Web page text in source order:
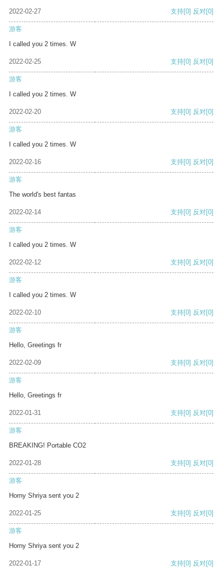
2022-02-27 支持[0] 反对[0]
游客
I called you 2 times. W
2022-02-25 支持[0] 反对[0]
游客
I called you 2 times. W
2022-02-20 支持[0] 反对[0]
游客
I called you 2 times. W
2022-02-16 支持[0] 反对[0]
游客
The world's best fantas
2022-02-14 支持[0] 反对[0]
游客
I called you 2 times. W
2022-02-12 支持[0] 反对[0]
游客
I called you 2 times. W
2022-02-10 支持[0] 反对[0]
游客
Hello, Greetings fr
2022-02-09 支持[0] 反对[0]
游客
Hello, Greetings fr
2022-01-31 支持[0] 反对[0]
游客
BREAKING! Portable CO2
2022-01-28 支持[0] 反对[0]
游客
Horny Shriya sent you 2
2022-01-25 支持[0] 反对[0]
游客
Horny Shriya sent you 2
2022-01-17 支持[0] 反对[0]